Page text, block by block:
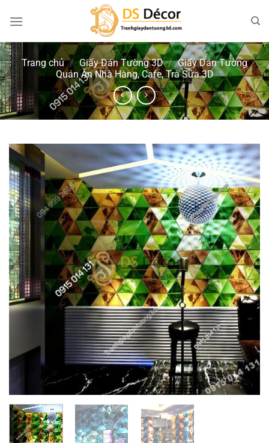
đến
dung
Trang chủ / Giấy Dán Tường 3D / Giấy Dán Tường
Quán Ăn Nhà Hàng, Cafe, Trà Sữa 3D